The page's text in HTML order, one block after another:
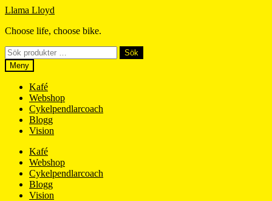
Hoppa
navigering
Hoppa
innehåll
Llama Lloyd
Choose life, choose bike.
Sök
efter:
Sök
Meny
Kafé
Webshop
Cykelpendlarcoach
Blogg
Vision
Kafé
Webshop
Cykelpendlarcoach
Blogg
Vision